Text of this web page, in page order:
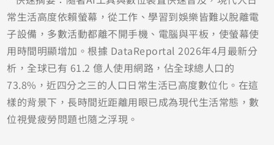
常生活高度依賴螢幕，從工作、學習到娛樂皆難以脫離電
子設備，多數活動都離不開手機、電腦與平板，使螢幕使
用時間明顯增加。根據 DataReportal 2026年4月最新分
析，全球已有 61.2 億人使用網路，佔全球總人口的
73.8%，近四分之三的人口日常生活已高度數位化。在這
樣的背景下，長時間近距離用眼已成為現代生活常態，數
位視覺疲勞問題也隨之浮現。